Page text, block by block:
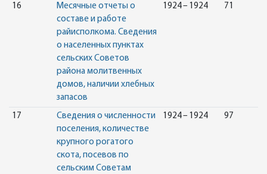
16
Месячные отчеты о
составе и работе
райисполкома. Сведения
о населенных пунктах
сельских Советов
района молитвенных
домов, наличии хлебных
запасов
1924 – 1924 71
17
Сведения о численности
поселения, количестве
крупного рогатого
скота, посевов по
сельским Советам
1924 – 1924 97